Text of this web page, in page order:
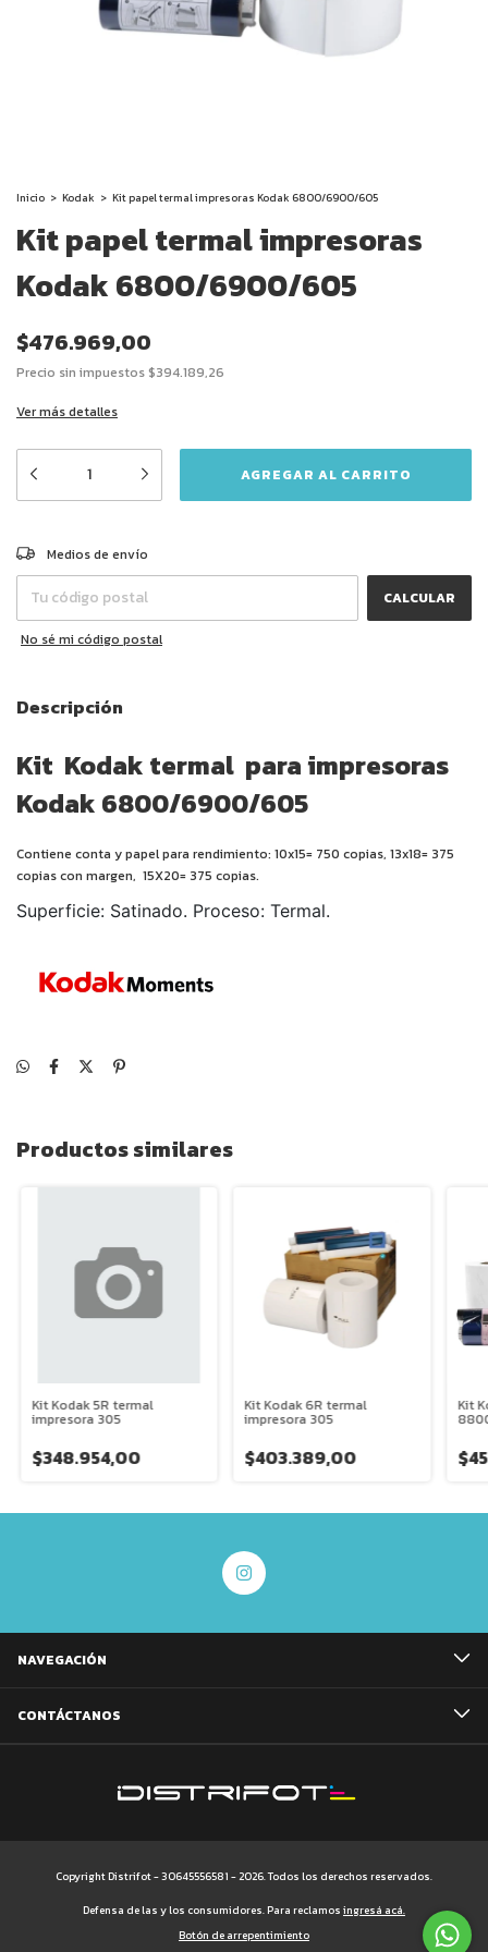
Inicio > Kodak > Kit papel termal impresoras Kodak 6800/6900/605
Kit papel termal impresoras
Kodak 6800/6900/605
$476.969,00
Precio sin impuestos$394.189,26
Ver más detalles
Entregas para el CP:
Medios de envío
CALCULAR
No sé mi código postal
Descripción
Kit Kodak termal para impresoras
Kodak 6800/6900/605
Contiene conta y papel para rendimiento: 10x15= 750 copias, 13x18= 375
copias con margen, 15X20= 375 copias.
Superficie: Satinado. Proceso: Termal.
Productos similares
Kit Kodak 5R termal
impresora 305
$348.954,00
Kit Kodak 6R termal
impresora 305
$403.389,00
Kit
NAVEGACIÓN
CONTÁCTANOS
Copyright Distrifot - 30645556581 - 2026. Todos los derechos reservados.
Defensa de las y los consumidores. Para reclamos ingresá acá.
Botón de arrepentimiento